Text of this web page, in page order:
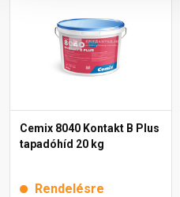
Cemix 8040 Kontakt B Plus
tapadóhíd 20 kg
Rendelésre